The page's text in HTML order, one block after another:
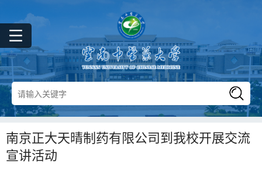
南京正大天晴制药有限公司到我校开展交流
宣讲活动